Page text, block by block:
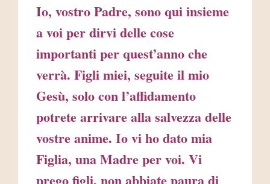
Io, vostro Padre, sono qui insieme
a voi per dirvi delle cose
importanti per quest’anno che
verrà. Figli miei, seguite il mio
Gesù, solo con l’affidamento
potrete arrivare alla salvezza delle
vostre anime. Io vi ho dato mia
Figlia, una Madre per voi. Vi